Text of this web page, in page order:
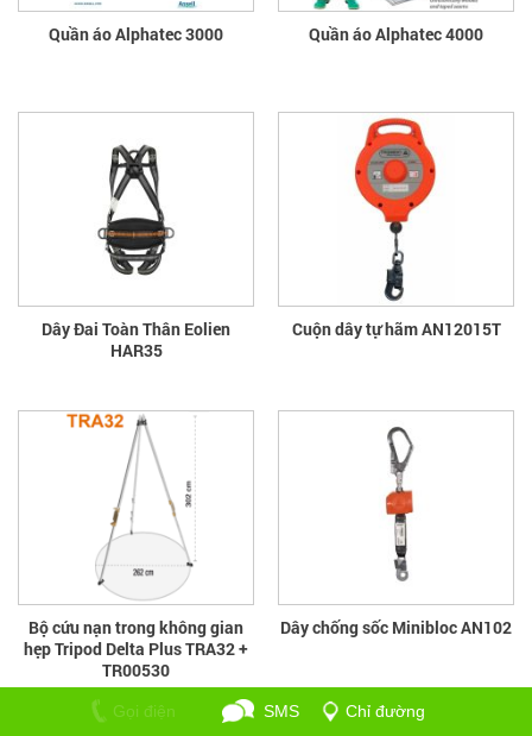
Quần áo Alphatec 3000 Quần áo Alphatec 4000
Dây Đai Toàn Thân Eolien
HAR35
Cuộn dây tự hãm AN12015T
Bộ cứu nạn trong không gian
hẹp Tripod Delta Plus TRA32 +
TR00530
Dây chống sốc Minibloc AN102
Gọi điện SMS Chỉ đường